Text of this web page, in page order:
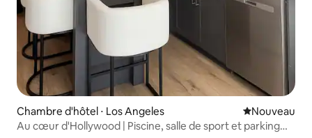
Chambre d'hôtel ⋅ Los Angeles Nouvel
Nouveau
Au cœur d'Hollywood | Piscine, salle de sport et parking